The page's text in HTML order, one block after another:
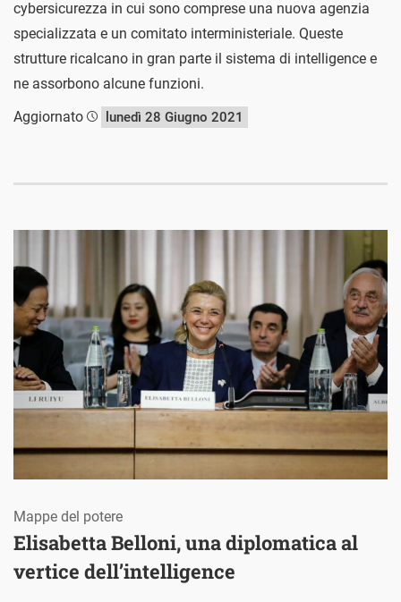
cybersicurezza in cui sono comprese una nuova agenzia
specializzata e un comitato interministeriale. Queste
strutture ricalcano in gran parte il sistema di intelligence e
ne assorbono alcune funzioni.
Aggiornato
lunedì 28 Giugno 2021
Elisabetta Belloni, una diplomatica al
vertice dell’intelligence
Mappe del potere